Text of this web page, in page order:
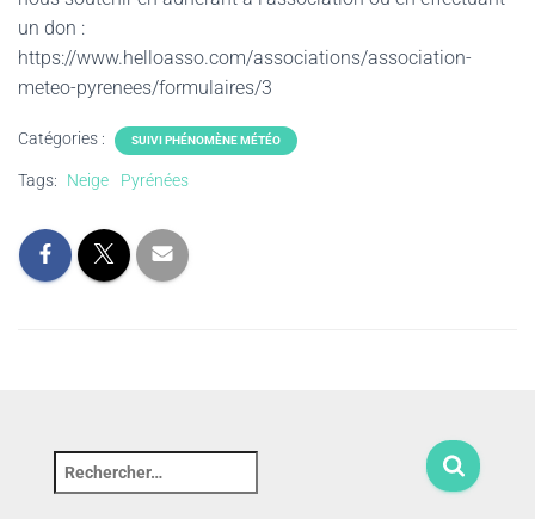
un don :
https://www.helloasso.com/associations/association-
meteo-pyrenees/formulaires/3
Catégories : SUIVI PHÉNOMÈNE MÉTÉO
Tags: Neige Pyrénées